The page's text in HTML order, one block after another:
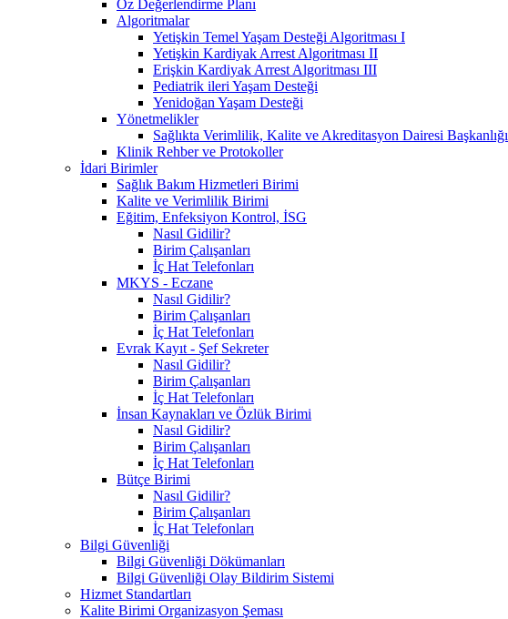
Öz Değerlendirme Planı
Algoritmalar
Yetişkin Temel Yaşam Desteği Algoritması I
Yetişkin Kardiyak Arrest Algoritması II
Erişkin Kardiyak Arrest Algoritması III
Pediatrik ileri Yaşam Desteği
Yenidoğan Yaşam Desteği
Yönetmelikler
Sağlıkta Verimlilik, Kalite ve Akreditasyon Dairesi Başkanlığı
Klinik Rehber ve Protokoller
İdari Birimler
Sağlık Bakım Hizmetleri Birimi
Kalite ve Verimlilik Birimi
Eğitim, Enfeksiyon Kontrol, İSG
Nasıl Gidilir?
Birim Çalışanları
İç Hat Telefonları
MKYS - Eczane
Nasıl Gidilir?
Birim Çalışanları
İç Hat Telefonları
Evrak Kayıt - Şef Sekreter
Nasıl Gidilir?
Birim Çalışanları
İç Hat Telefonları
İnsan Kaynakları ve Özlük Birimi
Nasıl Gidilir?
Birim Çalışanları
İç Hat Telefonları
Bütçe Birimi
Nasıl Gidilir?
Birim Çalışanları
İç Hat Telefonları
Bilgi Güvenliği
Bilgi Güvenliği Dökümanları
Bilgi Güvenliği Olay Bildirim Sistemi
Hizmet Standartları
Kalite Birimi Organizasyon Şeması